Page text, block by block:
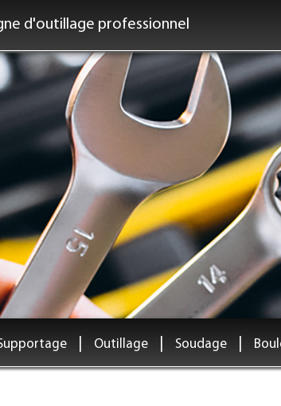
d'outillage professionnel
Outillage Soudage